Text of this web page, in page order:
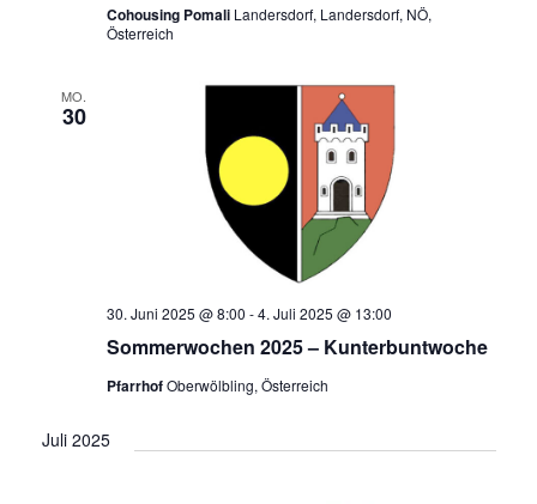
Cohousing Pomali Landersdorf, Landersdorf, NÖ,
Österreich
MO.
30
Sommerwochen 2025 – Kunterbuntwoche
30. Juni 2025 @ 8:00 -4. Juli 2025 @ 13:00
PfarrhofOberwölbling, Österreich
Juli 2025